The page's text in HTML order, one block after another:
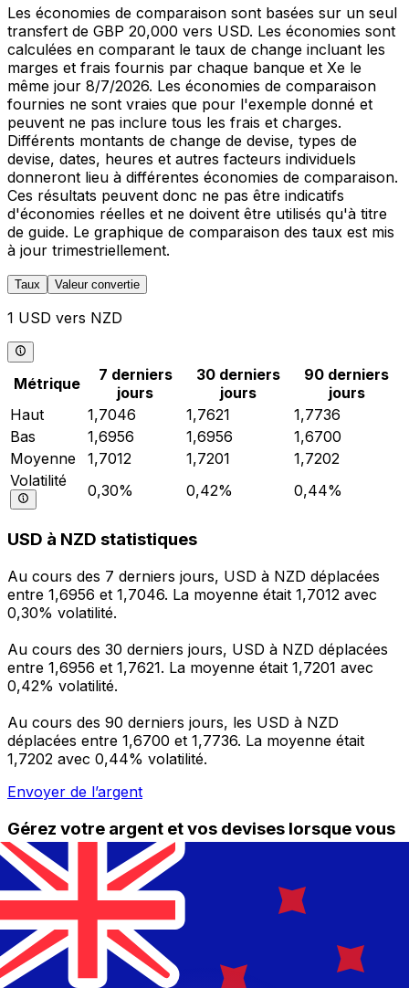
Les économies de comparaison sont basées sur un seul
transfert de GBP 20,000 vers USD. Les économies sont
calculées en comparant le taux de change incluant les
marges et frais fournis par chaque banque et Xe le
même jour 8/7/2026. Les économies de comparaison
fournies ne sont vraies que pour l'exemple donné et
peuvent ne pas inclure tous les frais et charges.
Différents montants de change de devise, types de
devise, dates, heures et autres facteurs individuels
donneront lieu à différentes économies de comparaison.
Ces résultats peuvent donc ne pas être indicatifs
d'économies réelles et ne doivent être utilisés qu'à titre
de guide. Le graphique de comparaison des taux est mis
à jour trimestriellement.
Taux Valeur convertie
1 USD vers NZD
Métrique
7 derniers
jours
30 derniers
jours
90 derniers
jours
Haut
1,7046 1,7621
1,7736
Bas
1,6956 1,6956
1,6700
Moyenne
1,7012 1,7201
1,7202
Volatilité
0,30% 0,42% 0,44%
USD à NZD statistiques
Au cours des 7 derniers jours, USD à NZD déplacées
entre 1,6956 et 1,7046. La moyenne était 1,7012 avec
0,30% volatilité.
Au cours des 30 derniers jours, USD à NZD déplacées
entre 1,6956 et 1,7621. La moyenne était 1,7201 avec
0,42% volatilité.
Au cours des 90 derniers jours, les USD à NZD
déplacées entre 1,6700 et 1,7736. La moyenne était
1,7202 avec 0,44% volatilité.
Envoyer de l’argent
Gérez votre argent et vos devises lorsque vous
êtes en déplacement
L'application Xe réunit toutes les fonctionnalités
nécessaires pour vos transferts d'argent internationaux
et la gestion de vos devises. Convertissez des devises,
programmez des alertes de taux et transférez de
l'argent à l'étranger sans frais cachés. Téléchargez
l'application dès aujourd'hui !